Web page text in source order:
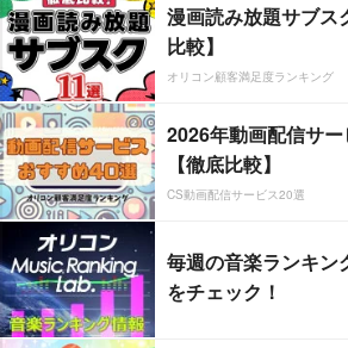
漫画読み放題サブス
比較】
オリコン顧客満足度ランキング
2026年動画配信サ
【徹底比較】
CS動画配信サービス20選
毎週の音楽ランキン
をチェック！